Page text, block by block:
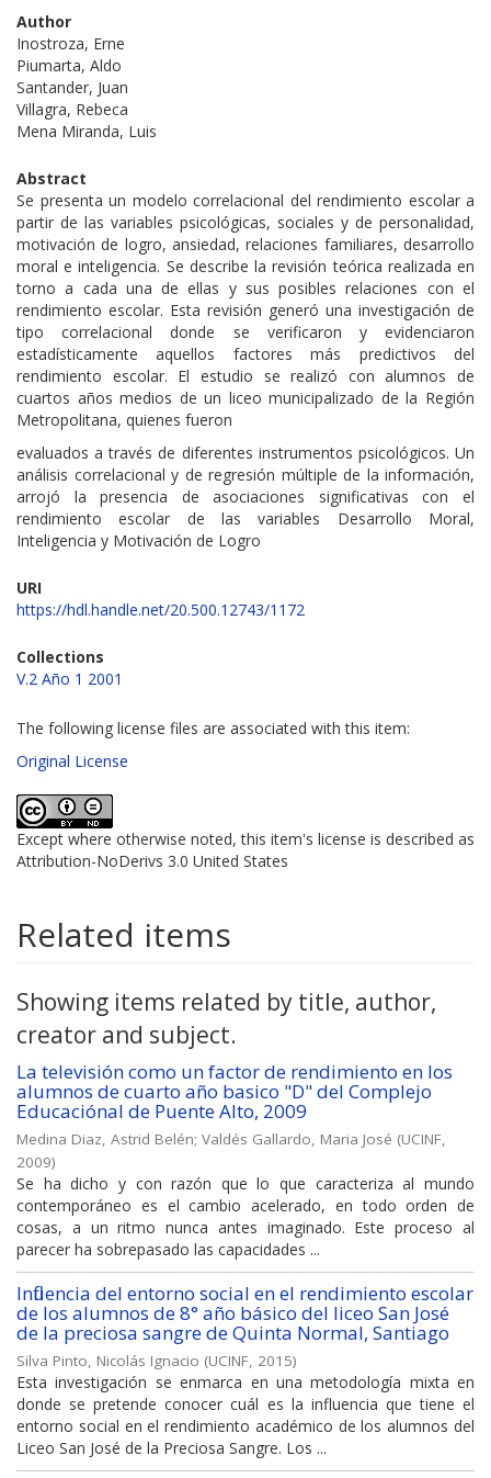
Author
Inostroza, Erne
Piumarta, Aldo
Santander, Juan
Villagra, Rebeca
Mena Miranda, Luis
Abstract
Se presenta un modelo correlacional del rendimiento escolar a
partir de las variables psicológicas, sociales y de personalidad,
motivación de logro, ansiedad, relaciones familiares, desarrollo
moral e inteligencia. Se describe la revisión teórica realizada en
torno a cada una de ellas y sus posibles relaciones con el
rendimiento escolar. Esta revisión generó una investigación de
tipo correlacional donde se verificaron y evidenciaron
estadísticamente aquellos factores más predictivos del
rendimiento escolar. El estudio se realizó con alumnos de
cuartos años medios de un liceo municipalizado de la Región
Metropolitana, quienes fueron
evaluados a través de diferentes instrumentos psicológicos. Un
análisis correlacional y de regresión múltiple de la información,
arrojó la presencia de asociaciones significativas con el
rendimiento escolar de las variables Desarrollo Moral,
Inteligencia y Motivación de Logro
URI
https://hdl.handle.net/20.500.12743/1172
Collections
V.2 Año 1 2001
The following license files are associated with this item:
Original License
Except where otherwise noted, this item's license is described as
Attribution-NoDerivs 3.0 United States
Related items
Showing items related by title, author,
creator and subject.
La televisión como un factor de rendimiento en los
alumnos de cuarto año basico "D" del Complejo
Educaciónal de Puente Alto, 2009
Medina Diaz, Astrid Belén; Valdés Gallardo, Maria José (UCINF,
2009)
Se ha dicho y con razón que lo que caracteriza al mundo
contemporáneo es el cambio acelerado, en todo orden de
cosas, a un ritmo nunca antes imaginado. Este proceso al
parecer ha sobrepasado las capacidades ...
Influencia del entorno social en el rendimiento escolar
de los alumnos de 8° año básico del liceo San José
de la preciosa sangre de Quinta Normal, Santiago
Silva Pinto, Nicolás Ignacio (UCINF, 2015)
Esta investigación se enmarca en una metodología mixta en
donde se pretende conocer cuál es la influencia que tiene el
entorno social en el rendimiento académico de los alumnos del
Liceo San José de la Preciosa Sangre. Los ...